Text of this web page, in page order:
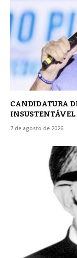
CANDIDATURA
INSUSTENTÁVEL
7 de agosto de 2026